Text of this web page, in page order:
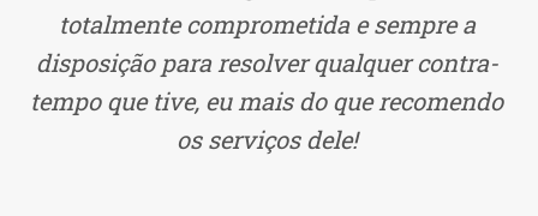
totalmente comprometida e sempre a
disposição para resolver qualquer contra-
tempo que tive, eu mais do que recomendo
os serviços dele!